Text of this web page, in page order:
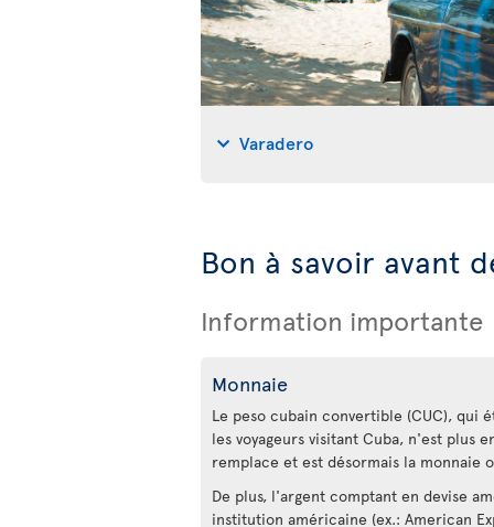
Varadero
Bon à savoir avant
Information importante
Monnaie
Le peso cubain convertible (CUC), qui
les voyageurs visitant Cuba, n'est plus
remplace et est désormais la monnaie
De plus, l'argent comptant en devise
institution américaine (ex.: American